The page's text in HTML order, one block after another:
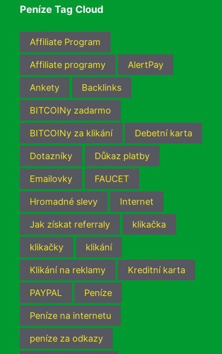
Peníze Tag Cloud
Affiliate Program
Affiliate programy AlertPay
Ankety Backlinks
BITCOINy zadarmo
BITCOINy za klikání Debetní karta
Dotazníky Důkaz platby
Emailovky FAUCET
Hromadné slevy Internet
Jak získat referraly klikačka
klikačky klikání
Klikání na reklamy Kreditní karta
PAYPAL Peníze
Peníze na internetu
peníze za odkazy